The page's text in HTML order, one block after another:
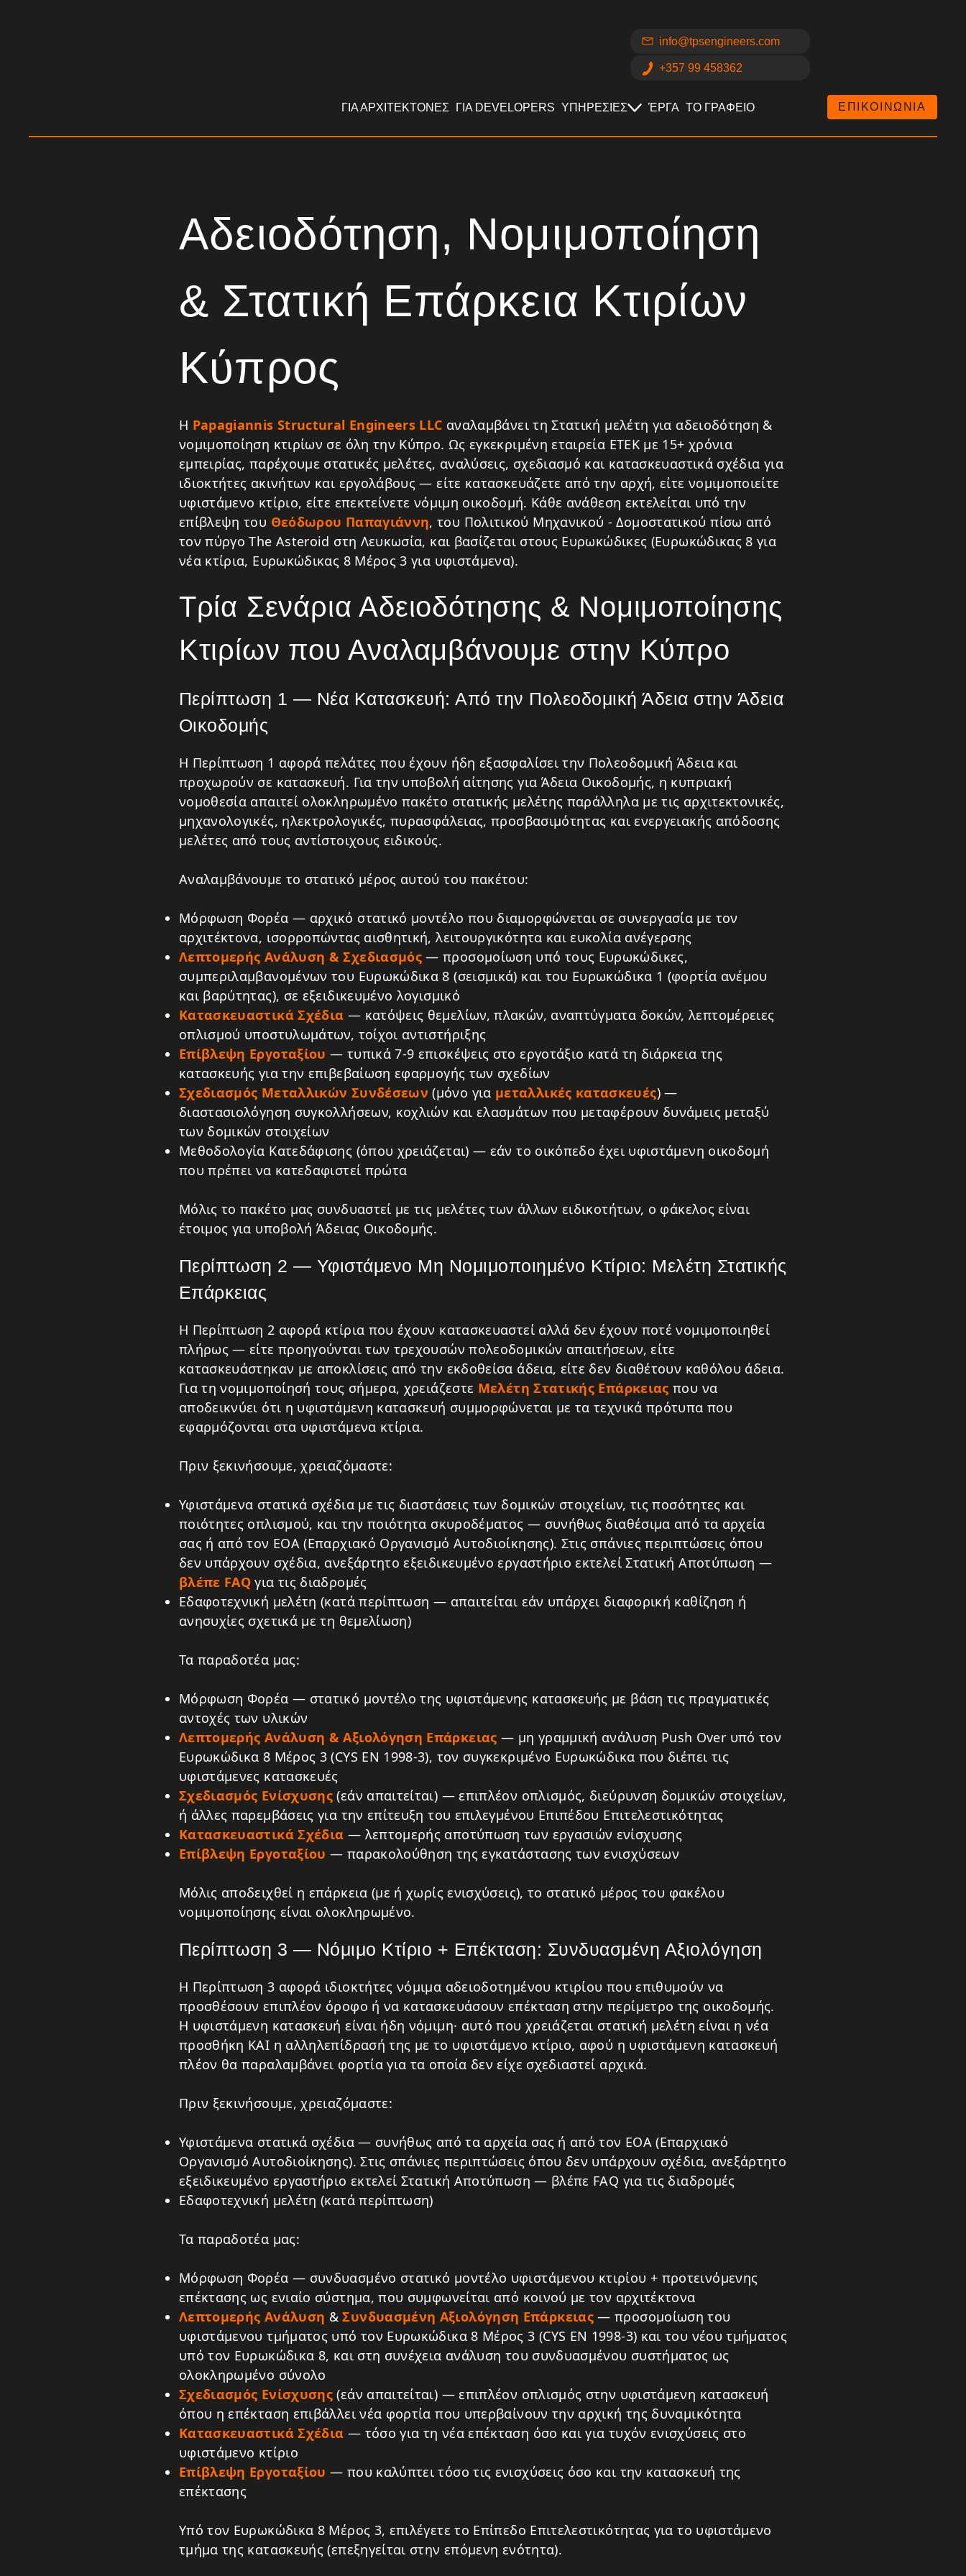
ΓΙΑ ΑΡΧΙΤΕΚΤΟΝΕΣ ΓΙΑ DEVELOPERS ΥΠΗΡΕΣΙΕΣ ΈΡΓΑ ΤΟ ΓΡΑΦΕΙΟ ΕΠΙΚΟΙΝΩΝΙΑ
info@tpsengineers.com
+357 99 458362
Αδειοδότηση, Νομιμοποίηση
& Στατική Επάρκεια Κτιρίων
Κύπρος
Η Papagiannis Structural Engineers LLC αναλαμβάνει τη Στατική μελέτη για αδειοδότηση &
νομιμοποίηση κτιρίων σε όλη την Κύπρο. Ως εγκεκριμένη εταιρεία ΕΤΕΚ με 15+ χρόνια
εμπειρίας, παρέχουμε στατικές μελέτες, αναλύσεις, σχεδιασμό και κατασκευαστικά σχέδια για
ιδιοκτήτες ακινήτων και εργολάβους — είτε κατασκευάζετε από την αρχή, είτε νομιμοποιείτε
υφιστάμενο κτίριο, είτε επεκτείνετε νόμιμη οικοδομή. Κάθε ανάθεση εκτελείται υπό την
επίβλεψη του Θεόδωρου Παπαγιάννη, του Πολιτικού Μηχανικού - Δομοστατικού πίσω από
τον πύργο The Asteroid στη Λευκωσία, και βασίζεται στους Ευρωκώδικες (Ευρωκώδικας 8 για
νέα κτίρια, Ευρωκώδικας 8 Μέρος 3 για υφιστάμενα).
Τρία Σενάρια Αδειοδότησης & Νομιμοποίησης
Κτιρίων που Αναλαμβάνουμε στην Κύπρο
Περίπτωση 1 — Νέα Κατασκευή: Από την Πολεοδομική Άδεια στην Άδεια
Οικοδομής
Η Περίπτωση 1 αφορά πελάτες που έχουν ήδη εξασφαλίσει την Πολεοδομική Άδεια και
προχωρούν σε κατασκευή. Για την υποβολή αίτησης για Άδεια Οικοδομής, η κυπριακή
νομοθεσία απαιτεί ολοκληρωμένο πακέτο στατικής μελέτης παράλληλα με τις αρχιτεκτονικές,
μηχανολογικές, ηλεκτρολογικές, πυρασφάλειας, προσβασιμότητας και ενεργειακής απόδοσης
μελέτες από τους αντίστοιχους ειδικούς.
Αναλαμβάνουμε το στατικό μέρος αυτού του πακέτου:
Μόρφωση Φορέα — αρχικό στατικό μοντέλο που διαμορφώνεται σε συνεργασία με τον
αρχιτέκτονα, ισορροπώντας αισθητική, λειτουργικότητα και ευκολία ανέγερσης
Λεπτομερής Ανάλυση & Σχεδιασμός — προσομοίωση υπό τους Ευρωκώδικες,
συμπεριλαμβανομένων του Ευρωκώδικα 8 (σεισμικά) και του Ευρωκώδικα 1 (φορτία ανέμου
και βαρύτητας), σε εξειδικευμένο λογισμικό
Κατασκευαστικά Σχέδια — κατόψεις θεμελίων, πλακών, αναπτύγματα δοκών, λεπτομέρειες
οπλισμού υποστυλωμάτων, τοίχοι αντιστήριξης
Επίβλεψη Εργοταξίου — τυπικά 7-9 επισκέψεις στο εργοτάξιο κατά τη διάρκεια της
κατασκευής για την επιβεβαίωση εφαρμογής των σχεδίων
Σχεδιασμός Μεταλλικών Συνδέσεων (μόνο για μεταλλικές κατασκευές) —
διαστασιολόγηση συγκολλήσεων, κοχλιών και ελασμάτων που μεταφέρουν δυνάμεις μεταξύ
των δομικών στοιχείων
Μεθοδολογία Κατεδάφισης (όπου χρειάζεται) — εάν το οικόπεδο έχει υφιστάμενη οικοδομή
που πρέπει να κατεδαφιστεί πρώτα
Μόλις το πακέτο μας συνδυαστεί με τις μελέτες των άλλων ειδικοτήτων, ο φάκελος είναι
έτοιμος για υποβολή Άδειας Οικοδομής.
Περίπτωση 2 — Υφιστάμενο Μη Νομιμοποιημένο Κτίριο: Μελέτη Στατικής
Επάρκειας
Η Περίπτωση 2 αφορά κτίρια που έχουν κατασκευαστεί αλλά δεν έχουν ποτέ νομιμοποιηθεί
πλήρως — είτε προηγούνται των τρεχουσών πολεοδομικών απαιτήσεων, είτε
κατασκευάστηκαν με αποκλίσεις από την εκδοθείσα άδεια, είτε δεν διαθέτουν καθόλου άδεια.
Για τη νομιμοποίησή τους σήμερα, χρειάζεστε Μελέτη Στατικής Επάρκειας που να
αποδεικνύει ότι η υφιστάμενη κατασκευή συμμορφώνεται με τα τεχνικά πρότυπα που
εφαρμόζονται στα υφιστάμενα κτίρια.
Πριν ξεκινήσουμε, χρειαζόμαστε:
Υφιστάμενα στατικά σχέδια με τις διαστάσεις των δομικών στοιχείων, τις ποσότητες και
ποιότητες οπλισμού, και την ποιότητα σκυροδέματος — συνήθως διαθέσιμα από τα αρχεία
σας ή από τον ΕΟΑ (Επαρχιακό Οργανισμό Αυτοδιοίκησης). Στις σπάνιες περιπτώσεις όπου
δεν υπάρχουν σχέδια, ανεξάρτητο εξειδικευμένο εργαστήριο εκτελεί Στατική Αποτύπωση —
βλέπε FAQ για τις διαδρομές
Εδαφοτεχνική μελέτη (κατά περίπτωση — απαιτείται εάν υπάρχει διαφορική καθίζηση ή
ανησυχίες σχετικά με τη θεμελίωση)
Τα παραδοτέα μας:
Μόρφωση Φορέα — στατικό μοντέλο της υφιστάμενης κατασκευής με βάση τις πραγματικές
αντοχές των υλικών
Λεπτομερής Ανάλυση & Αξιολόγηση Επάρκειας — μη γραμμική ανάλυση Push Over υπό τον
Ευρωκώδικα 8 Μέρος 3 (CYS EN 1998-3), τον συγκεκριμένο Ευρωκώδικα που διέπει τις
υφιστάμενες κατασκευές
Σχεδιασμός Ενίσχυσης (εάν απαιτείται) — επιπλέον οπλισμός, διεύρυνση δομικών στοιχείων,
ή άλλες παρεμβάσεις για την επίτευξη του επιλεγμένου Επιπέδου Επιτελεστικότητας
Κατασκευαστικά Σχέδια — λεπτομερής αποτύπωση των εργασιών ενίσχυσης
Επίβλεψη Εργοταξίου — παρακολούθηση της εγκατάστασης των ενισχύσεων
Μόλις αποδειχθεί η επάρκεια (με ή χωρίς ενισχύσεις), το στατικό μέρος του φακέλου
νομιμοποίησης είναι ολοκληρωμένο.
Περίπτωση 3 — Νόμιμο Κτίριο + Επέκταση: Συνδυασμένη Αξιολόγηση
Η Περίπτωση 3 αφορά ιδιοκτήτες νόμιμα αδειοδοτημένου κτιρίου που επιθυμούν να
προσθέσουν επιπλέον όροφο ή να κατασκευάσουν επέκταση στην περίμετρο της οικοδομής.
Η υφιστάμενη κατασκευή είναι ήδη νόμιμη· αυτό που χρειάζεται στατική μελέτη είναι η νέα
προσθήκη ΚΑΙ η αλληλεπίδρασή της με το υφιστάμενο κτίριο, αφού η υφιστάμενη κατασκευή
πλέον θα παραλαμβάνει φορτία για τα οποία δεν είχε σχεδιαστεί αρχικά.
Πριν ξεκινήσουμε, χρειαζόμαστε:
Υφιστάμενα στατικά σχέδια — συνήθως από τα αρχεία σας ή από τον ΕΟΑ (Επαρχιακό
Οργανισμό Αυτοδιοίκησης). Στις σπάνιες περιπτώσεις όπου δεν υπάρχουν σχέδια, ανεξάρτητο
εξειδικευμένο εργαστήριο εκτελεί Στατική Αποτύπωση — βλέπε FAQ για τις διαδρομές
Εδαφοτεχνική μελέτη (κατά περίπτωση)
Τα παραδοτέα μας:
Μόρφωση Φορέα — συνδυασμένο στατικό μοντέλο υφιστάμενου κτιρίου + προτεινόμενης
επέκτασης ως ενιαίο σύστημα, που συμφωνείται από κοινού με τον αρχιτέκτονα
Λεπτομερής Ανάλυση &Συνδυασμένη Αξιολόγηση Επάρκειας— προσομοίωση του
υφιστάμενου τμήματος υπό τον Ευρωκώδικα 8 Μέρος 3 (CYS EN 1998-3) και του νέου τμήματος
υπό τον Ευρωκώδικα 8, και στη συνέχεια ανάλυση του συνδυασμένου συστήματος ως
ολοκληρωμένο σύνολο
Σχεδιασμός Ενίσχυσης (εάν απαιτείται) — επιπλέον οπλισμός στην υφιστάμενη κατασκευή
όπου η επέκταση επιβάλλει νέα φορτία που υπερβαίνουν την αρχική της δυναμικότητα
Κατασκευαστικά Σχέδια — τόσο για τη νέα επέκταση όσο και για τυχόν ενισχύσεις στο
υφιστάμενο κτίριο
Επίβλεψη Εργοταξίου — που καλύπτει τόσο τις ενισχύσεις όσο και την κατασκευή της
επέκτασης
Υπό τον Ευρωκώδικα 8 Μέρος 3, επιλέγετε το Επίπεδο Επιτελεστικότητας για το υφιστάμενο
τμήμα της κατασκευής (επεξηγείται στην επόμενη ενότητα).